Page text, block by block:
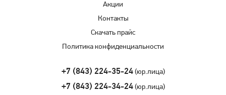
Акции
Контакты
Скачать прайс
Политика конфиденциальности
+7 (843) 224-35-24(юр.лица)
+7 (843) 224-34-24(юр.лица)